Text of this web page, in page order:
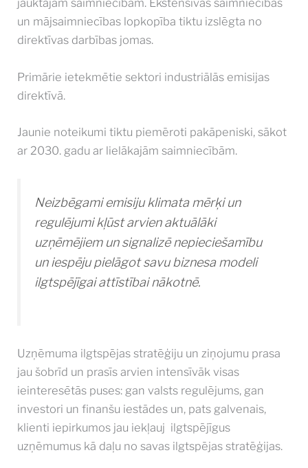
jauktajām saimniecībām. Ekstensīvas saimniecības
un mājsaimniecības lopkopība tiktu izslēgta no
direktīvas darbības jomas.
Primārie ietekmētie sektori industriālās emisijas
direktīvā.
Jaunie noteikumi tiktu piemēroti pakāpeniski, sākot
ar 2030. gadu ar lielākajām saimniecībām.
Neizbēgami emisiju klimata mērķi un
regulējumi kļūst arvien aktuālāki
uzņēmējiem un signalizē nepieciešamību
un iespēju pielāgot savu biznesa modeli
ilgtspējīgai attīstībai nākotnē.
Uzņēmuma ilgtspējas stratēģiju un ziņojumu prasa
jau šobrīd un prasīs arvien intensīvāk visas
ieinteresētās puses: gan valsts regulējums, gan
investori un finanšu iestādes un, pats galvenais,
klienti iepirkumos jau iekļauj ilgtspējīgus
uzņēmumus kā daļu no savas ilgtspējas stratēģijas.